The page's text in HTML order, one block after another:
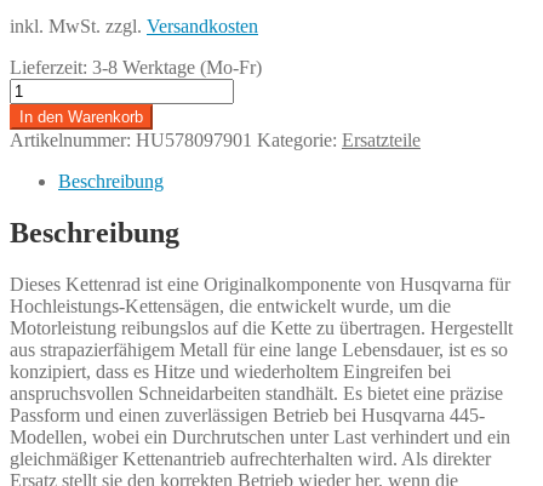
inkl. MwSt. zzgl. Versandkosten
Lieferzeit: 3-8 Werktage (Mo-Fr)
Kettenrad
pass.
für
445
Menge
In den Warenkorb
Artikelnummer: HU578097901 Kategorie: Ersatzteile
Beschreibung
Beschreibung
Dieses Kettenrad ist eine Originalkomponente von Husqvarna für
Hochleistungs-Kettensägen, die entwickelt wurde, um die
Motorleistung reibungslos auf die Kette zu übertragen. Hergestellt
aus strapazierfähigem Metall für eine lange Lebensdauer, ist es so
konzipiert, dass es Hitze und wiederholtem Eingreifen bei
anspruchsvollen Schneidarbeiten standhält. Es bietet eine präzise
Passform und einen zuverlässigen Betrieb bei Husqvarna 445-
Modellen, wobei ein Durchrutschen unter Last verhindert und ein
gleichmäßiger Kettenantrieb aufrechterhalten wird. Als direkter
Ersatz stellt sie den korrekten Betrieb wieder her, wenn die